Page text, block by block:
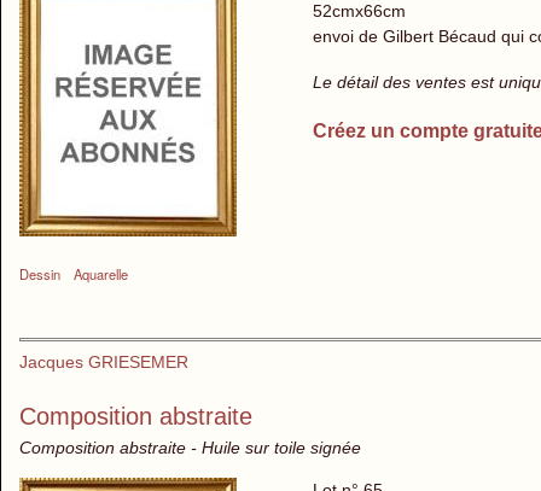
Dessin Aquarelle
52cmx66cm
envoi de Gilbert Bécaud qui
Le détail des ventes est
Créez un compte
Jacques GRIESEMER
Composition abstraite
Composition abstraite - Huile sur toile signée